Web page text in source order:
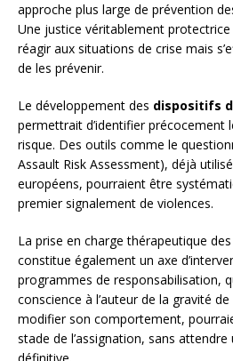
approche plus large de prévention
Une justice véritablement
réagir aux situations de crise mais
de les prévenir.
Le développement des dispositifs
permettrait d’identifier précocement
risque. Des outils comme le
Assault Risk Assessment), déjà
européens, pourraient être
premier signalement de violences.
La prise en charge thérapeutique des
constitue également un axe
programmes de responsabilisation,
conscience à l’auteur de la gravité
modifier son comportement,
stade de l’assignation, sans